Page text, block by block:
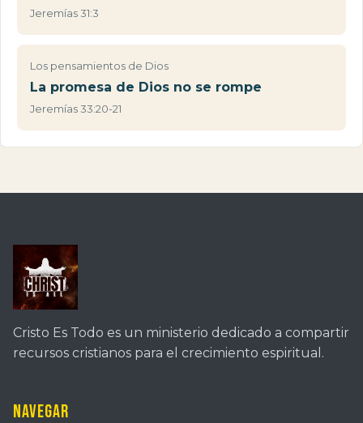
Jeremías 31:3
Los pensamientos de Dios
La promesa de Dios no se rompe
Jeremías 33:20-21
Cristo Es Todo es un ministerio dedicado a compartir
recursos cristianos para el crecimiento espiritual.
Navegar